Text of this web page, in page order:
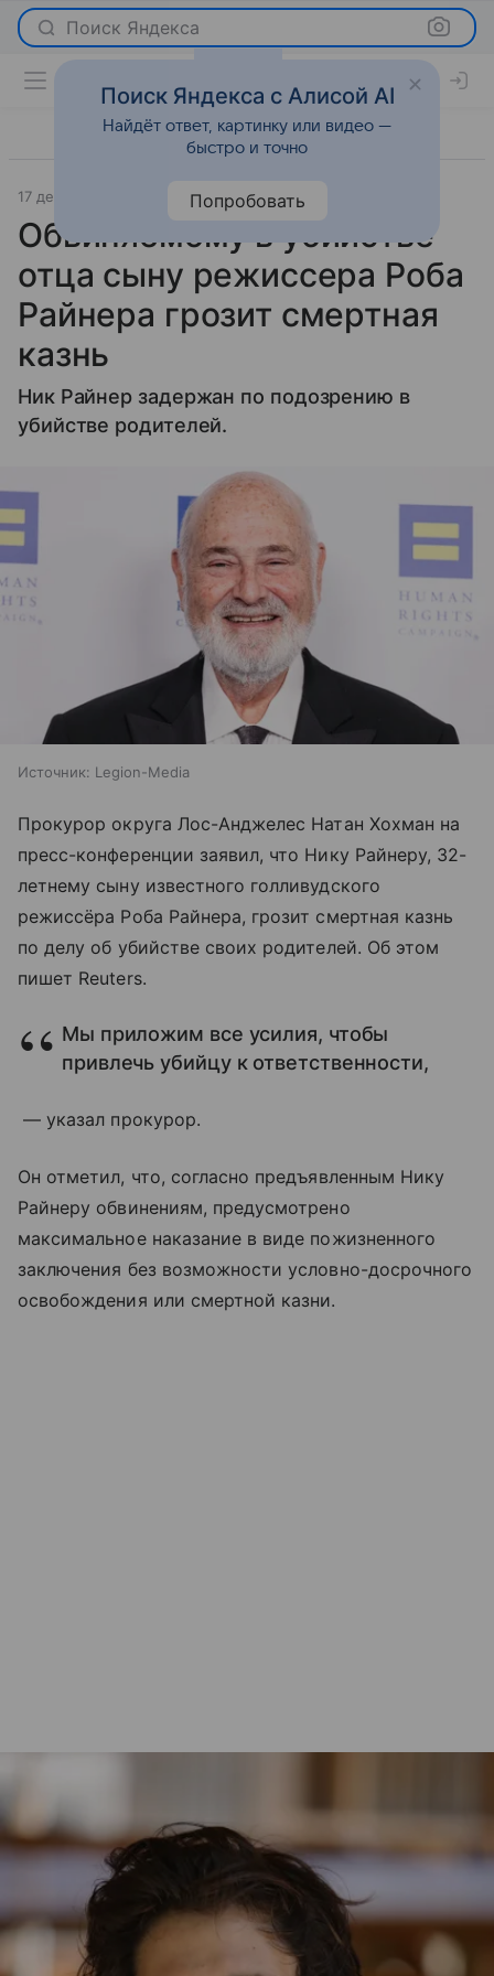
Поиск Яндекса
17 декабря 2025 RT на русском Светская жизнь
Обвиняемому в убийстве
отца сыну режиссера Роба
Райнера грозит смертная
казнь
Ник Райнер задержан по подозрению в
убийстве родителей.
Источник: Legion-Media
Прокурор округа Лос-Анджелес Натан Хохман на
пресс-конференции заявил, что Нику Райнеру, 32-
летнему сыну известного голливудского
режиссёра Роба Райнера, грозит смертная казнь
по делу об убийстве своих родителей. Об этом
пишет Reuters.
Мы приложим все усилия, чтобы
привлечь убийцу к ответственности,
— указал прокурор.
Он отметил, что, согласно предъявленным Нику
Райнеру обвинениям, предусмотрено
максимальное наказание в виде пожизненного
заключения без возможности условно-досрочного
освобождения или смертной казни.
Поиск Яндекса с Алисой AI
Найдёт ответ, картинку или видео —
быстро и точно
Попробовать